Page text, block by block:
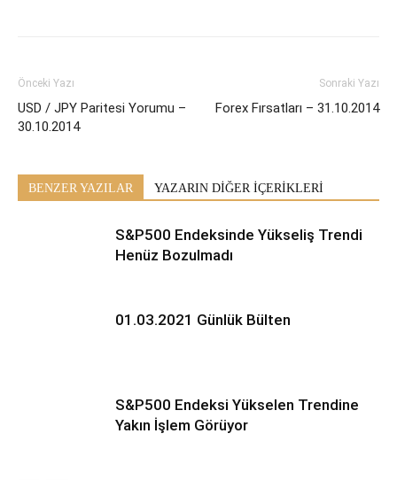
Önceki Yazı
USD / JPY Paritesi Yorumu –
30.10.2014
Sonraki Yazı
Forex Fırsatları – 31.10.2014
BENZER YAZILAR YAZARIN DİĞER İÇERİKLERİ
S&P500 Endeksinde Yükseliş Trendi
Henüz Bozulmadı
01.03.2021 Günlük Bülten
S&P500 Endeksi Yükselen Trendine
Yakın İşlem Görüyor